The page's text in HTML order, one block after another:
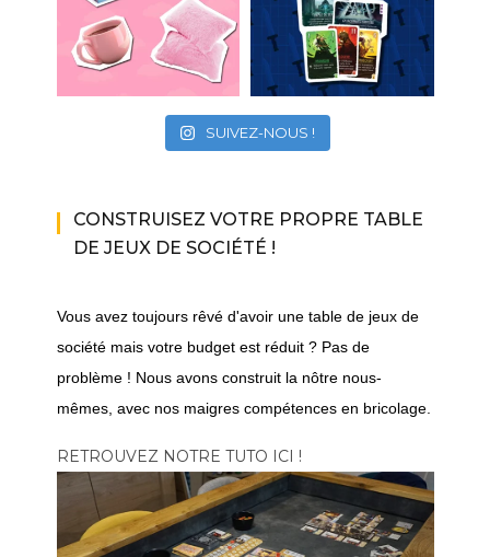
SUIVEZ-NOUS !
CONSTRUISEZ VOTRE PROPRE TABLE
DE JEUX DE SOCIÉTÉ !
Vous avez toujours rêvé d'avoir une table de jeux de
société mais votre budget est réduit ? Pas de
problème ! Nous avons construit la nôtre nous-
mêmes, avec nos maigres compétences en bricolage.
RETROUVEZ NOTRE TUTO ICI !